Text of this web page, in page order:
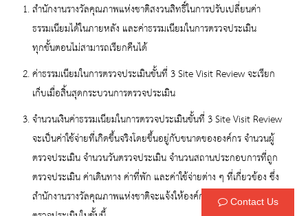
สำนักงานรางวัลคุณภาพแห่งชาติสงวนสิทธิ์ในการปรับเปลี่ยนค่า
ธรรมเนียมได้ในภายหลัง และค่าธรรมเนียมในการตรวจประเมิน
ทุกขั้นตอนไม่สามารถเรียกคืนได้
ค่าธรรมเนียมในการตรวจประเมินขั้นที่ 3 Site Visit Review จะเรียก
เก็บเมื่อสิ้นสุดกระบวนการตรวจประเมิน
จำนวนเงินค่าธรรมเนียมในการตรวจประเมินขั้นที่ 3 Site Visit Review
จะเป็นค่าใช้จ่ายที่เกิดขึ้นจริงโดยขึ้นอยู่กับขนาดขององค์กร จำนวนผู้
ตรวจประเมิน จำนวนวันตรวจประเมิน จำนวนสถานประกอบการที่ถูก
ตรวจประเมิน ค่าเดินทาง ค่าที่พัก และค่าใช้จ่ายต่าง ๆ ที่เกี่ยวข้อง ซึ่ง
สำนักงานรางวัลคุณภาพแห่งชาติจะแจ้งให้องค์กรทราบเมื่อดำเนินการ
Contact Us